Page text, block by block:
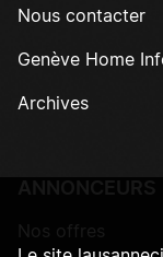
Nous contacter
Genève Home
Archives